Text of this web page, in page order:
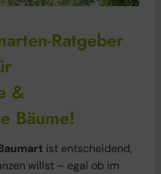
Ratgeber
&
Bäume!
ist entscheidend,
willst – egal ob im